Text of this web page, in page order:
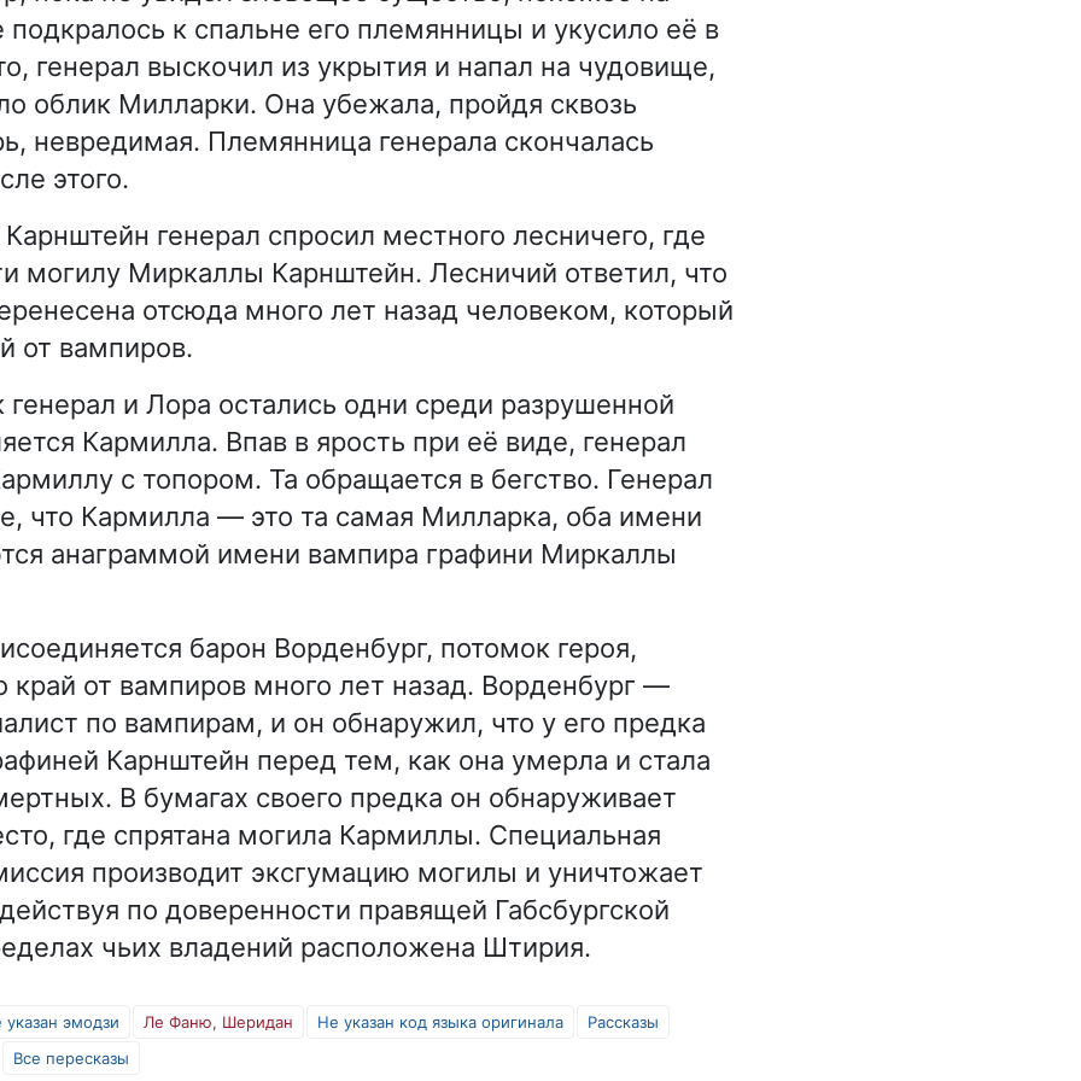
подкралось к спальне его племянницы и укусило её в
генерал выскочил из укрытия и напал на чудовище,
облик Милларки. Она убежала, пройдя сквозь
невредимая. Племянница генерала скончалась
этого.
генерал спросил местного лесничего, где
могилу Миркаллы Карнштейн. Лесничий ответил, что
отсюда много лет назад человеком, который
от вампиров.
генерал и Лора остались одни среди разрушенной
Кармилла. Впав в ярость при её виде, генерал
с топором. Та обращается в бегство. Генерал
что Кармилла — это та самая Милларка, оба имени
анаграммой имени вампира графини Миркаллы
барон Ворденбург, потомок героя,
край от вампиров много лет назад. Ворденбург —
по вампирам, и он обнаружил, что у его предка
Карнштейн перед тем, как она умерла и стала
В бумагах своего предка он обнаруживает
где спрятана могила Кармиллы. Специальная
производит эксгумацию могилы и уничтожает
по доверенности правящей Габсбургской
чьих владений расположена Штирия.
указан эмодзи Ле Фаню, Шеридан Не указан код языка оригинала
Рассказы
Все пересказы